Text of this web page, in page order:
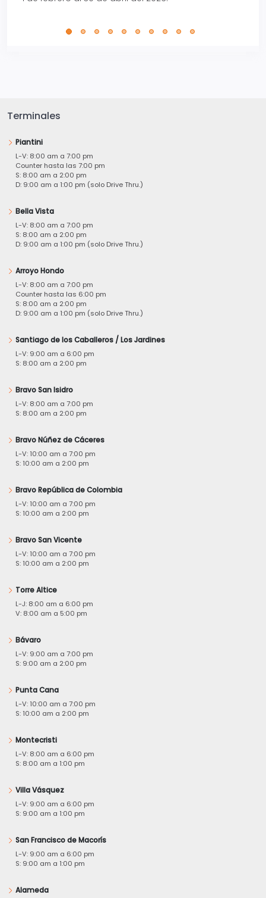
Terminales
Piantini
L-V: 8:00 am a 7:00 pm
Counter hasta las 7:00 pm
S: 8:00 am a 2:00 pm
D: 9:00 am a 1:00 pm (solo Drive Thru.)
Bella Vista
L-V: 8:00 am a 7:00 pm
S: 8:00 am a 2:00 pm
D: 9:00 am a 1:00 pm (solo Drive Thru.)
Arroyo Hondo
L-V: 8:00 am a 7:00 pm
Counter hasta las 6:00 pm
S: 8:00 am a 2:00 pm
D: 9:00 am a 1:00 pm (solo Drive Thru.)
Santiago de los Caballeros / Los Jardines
L-V: 9:00 am a 6:00 pm
S: 8:00 am a 2:00 pm
Bravo San Isidro
L-V: 8:00 am a 7:00 pm
S: 8:00 am a 2:00 pm
Bravo Núñez de Cáceres
L-V: 10:00 am a 7:00 pm
S: 10:00 am a 2:00 pm
Bravo República de Colombia
L-V: 10:00 am a 7:00 pm
S: 10:00 am a 2:00 pm
Bravo San Vicente
L-V: 10:00 am a 7:00 pm
S: 10:00 am a 2:00 pm
Torre Altice
L-J: 8:00 am a 6:00 pm
V: 8:00 am a 5:00 pm
Bávaro
L-V: 9:00 am a 7:00 pm
S: 9:00 am a 2:00 pm
Punta Cana
L-V: 10:00 am a 7:00 pm
S: 10:00 am a 2:00 pm
Montecristi
L-V: 8:00 am a 6:00 pm
S: 8:00 am a 1:00 pm
Villa Vásquez
L-V: 9:00 am a 6:00 pm
S: 9:00 am a 1:00 pm
San Francisco de Macorís
L-V: 9:00 am a 6:00 pm
S: 9:00 am a 1:00 pm
Alameda